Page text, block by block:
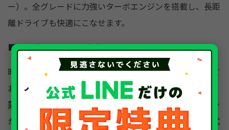
ー）。全グレードに力強いターボエンジンを搭載し、長距
離ドライブも快適にこなせます。
■ 2026年現在の買取査定評価
昨今のキャンプブームや車中泊ブームの恩恵を最も受けて
おり、
「PZターボスペシャル」などの上級グレードは値
落ちが非常に少なく、超高値で安定しています。ミニバン
からダウンサイズするシニア層からの需要も多く、高年式